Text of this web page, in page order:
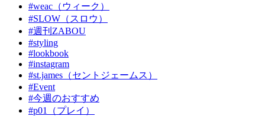
#weac（ウィーク）
#SLOW（スロウ）
#週刊ZABOU
#styling
#lookbook
#instagram
#st.james（セントジェームス）
#Event
#今週のおすすめ
#p01（プレイ）